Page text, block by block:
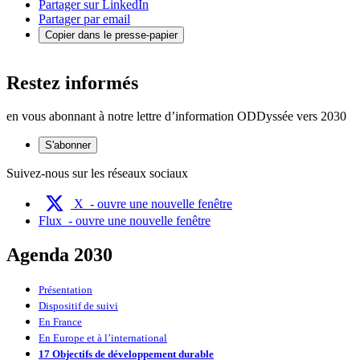
Partager sur LinkedIn
Partager par email
Copier dans le presse-papier
Restez informés
en vous abonnant à notre lettre d’information ODDyssée vers 2030
S'abonner
Suivez-nous sur les réseaux sociaux
X - ouvre une nouvelle fenêtre
Flux - ouvre une nouvelle fenêtre
Agenda 2030
Présentation
Dispositif de suivi
En France
En Europe et à l’international
17 Objectifs de développement durable